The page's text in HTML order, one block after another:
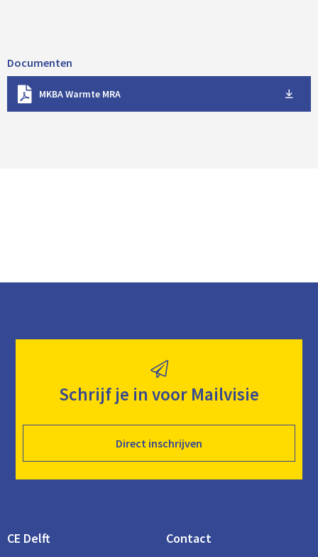
Documenten
MKBA Warmte MRA
w
Schrijf je in voor Mailvisie
Direct inschrijven
CE Delft Contact